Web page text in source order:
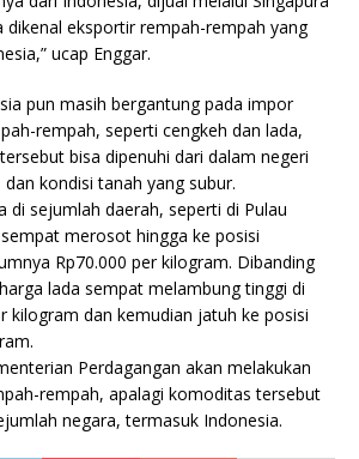
dikenal eksportir rempah-rempah yang
ucap Enggar.
pun masih bergantung pada impor
rempah, seperti cengkeh dan lada,
bisa dipenuhi dari dalam negeri
kondisi tanah yang subur.
di sejumlah daerah, seperti di Pulau
merosot hingga ke posisi
Rp70.000 per kilogram. Dibanding
lada sempat melambung tinggi di
kilogram dan kemudian jatuh ke posisi
Perdagangan akan melakukan
rempah, apalagi komoditas tersebut
negara, termasuk Indonesia.